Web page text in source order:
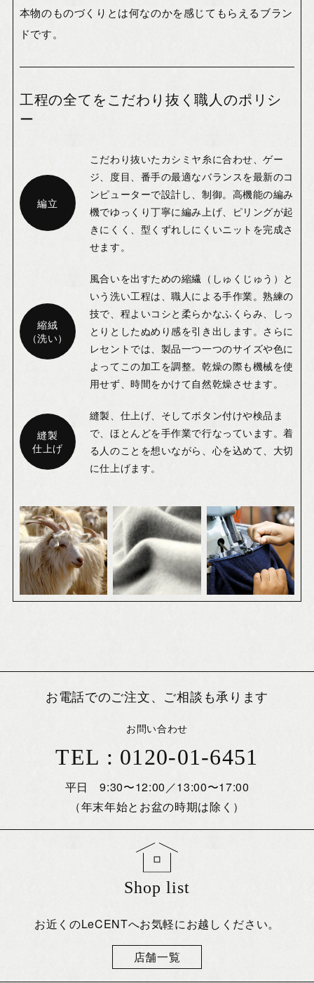
本物のものづくりとは何なのかを感じてもらえるブラン
ドです。
工程の全てをこだわり抜く職人のポリシ
ー
編立
こだわり抜いたカシミヤ糸に合わせ、ゲー
ジ、度目、番手の最適なバランスを最新のコ
ンピューターで設計し、制御。高機能の編み
機でゆっくり丁寧に編み上げ、ピリングが起
きにくく、型くずれしにくいニットを完成さ
せます。
縮絨
（洗い）
風合いを出すための縮繊（しゅくじゅう）と
いう洗い工程は、職人による手作業。熟練の
技で、程よいコシと柔らかなふくらみ、しっ
とりとしたぬめり感を引き出します。さらに
レセントでは、製品一つ一つのサイズや色に
よってこの加工を調整。乾燥の際も機械を使
用せず、時間をかけて自然乾燥させます。
縫製
仕上げ
縫製、仕上げ、そしてボタン付けや検品ま
で、ほとんどを手作業で行なっています。着
る人のことを想いながら、心を込めて、大切
に仕上げます。
お電話でのご注文、ご相談も承ります
お問い合わせ
TEL : 0120-01-6451
平日 9:30〜12:00／13:00〜17:00
（年末年始とお盆の時期は除く）
Shop list
お近くのLeCENTへお気軽にお越しください。
店舗一覧